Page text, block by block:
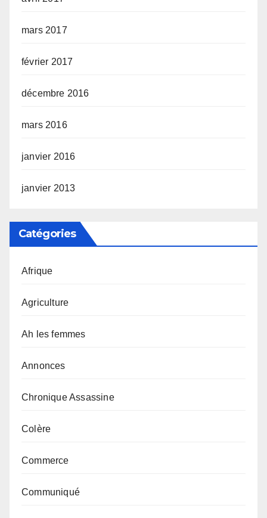
mars 2017
février 2017
décembre 2016
mars 2016
janvier 2016
janvier 2013
Catégories
Afrique
Agriculture
Ah les femmes
Annonces
Chronique Assassine
Colère
Commerce
Communiqué